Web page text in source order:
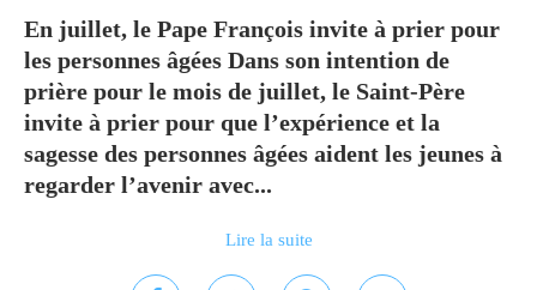
En juillet, le Pape François invite à prier pour
les personnes âgées Dans son intention de
prière pour le mois de juillet, le Saint-Père
invite à prier pour que l’expérience et la
sagesse des personnes âgées aident les jeunes à
regarder l’avenir avec...
Lire la suite